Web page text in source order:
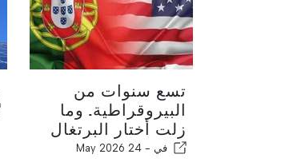
تسع سنوات من
البيروقراطية. وما
زلت أختار البرتغال
في - 24 May 2026